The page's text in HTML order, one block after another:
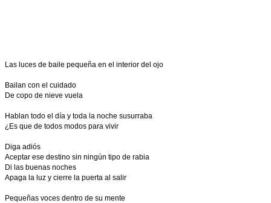
Las luces de baile pequeña en el interior del ojo
Bailan con el cuidado
De copo de nieve vuela
Hablan todo el día y toda la noche susurraba
¿Es que de todos modos para vivir
Diga adiós
Aceptar ese destino sin ningún tipo de rabia
Di las buenas noches
Apaga la luz y cierre la puerta al salir
Pequeñas voces dentro de su mente